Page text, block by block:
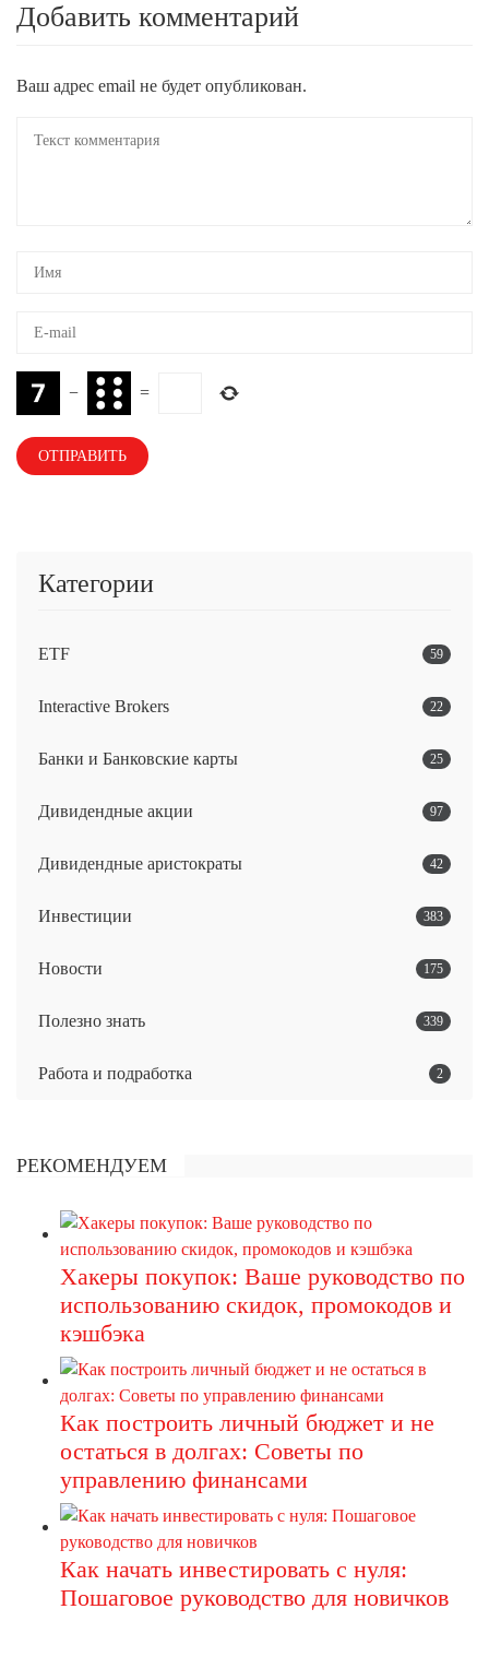
Добавить комментарий
Ваш адрес email не будет опубликован.
− =
Категории
ETF 59
Interactive Brokers 22
Банки и Банковские карты 25
Дивидендные акции 97
Дивидендные аристократы 42
Инвестиции 383
Новости 175
Полезно знать 339
Работа и подработка 2
РЕКОМЕНДУЕМ
Хакеры покупок: Ваше руководство по
использованию скидок, промокодов и
кэшбэка
Как построить личный бюджет и не
остаться в долгах: Советы по
управлению финансами
Как начать инвестировать с нуля:
Пошаговое руководство для новичков